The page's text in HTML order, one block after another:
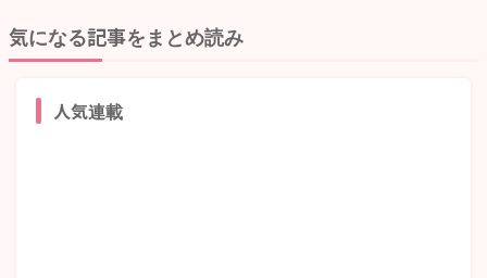
気になる記事をまとめ読み
人気連載